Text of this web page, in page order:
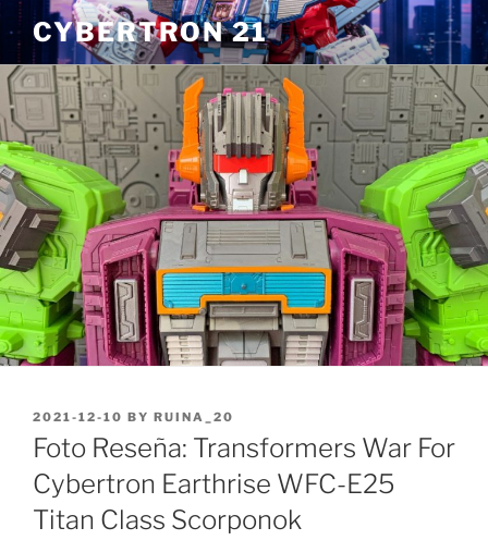
Skip
to
content
CYBERTRON 21
POSTED
ON
2021-12-10 BY RUINA_20
Foto Reseña: Transformers War For
Cybertron Earthrise WFC-E25
Titan Class Scorponok